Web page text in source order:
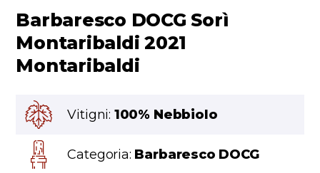
Barbaresco DOCG Sorì
Montaribaldi 2021
Montaribaldi
Vitigni: 100% Nebbiolo
Categoria: Barbaresco DOCG